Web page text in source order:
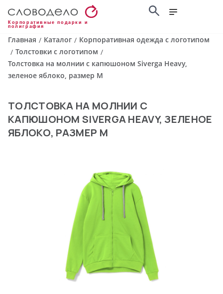
Корпоративные подарки и
полиграфия
Главная / Каталог / Корпоративная одежда с логотипом
/ Толстовки с логотипом /
Толстовка на молнии с капюшоном Siverga Heavy,
зеленое яблоко, размер M
ТОЛСТОВКА НА МОЛНИИ С
КАПЮШОНОМ SIVERGA HEAVY, ЗЕЛЕНОЕ
ЯБЛОКО, РАЗМЕР M